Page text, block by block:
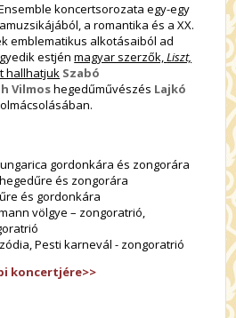
koncertsorozata egy-egy
a romantika és a XX.
emblematikus alkotásaiból ad
estjénmagyar szerzők,Liszt,
hallhatjuk Szabó
Vilmoshegedűművészés Lajkó
gordonkára és zongorára
és zongorára
és gordonkára
völgye – zongoratrió,
Pesti karnevál - zongoratrió
koncertjére>>